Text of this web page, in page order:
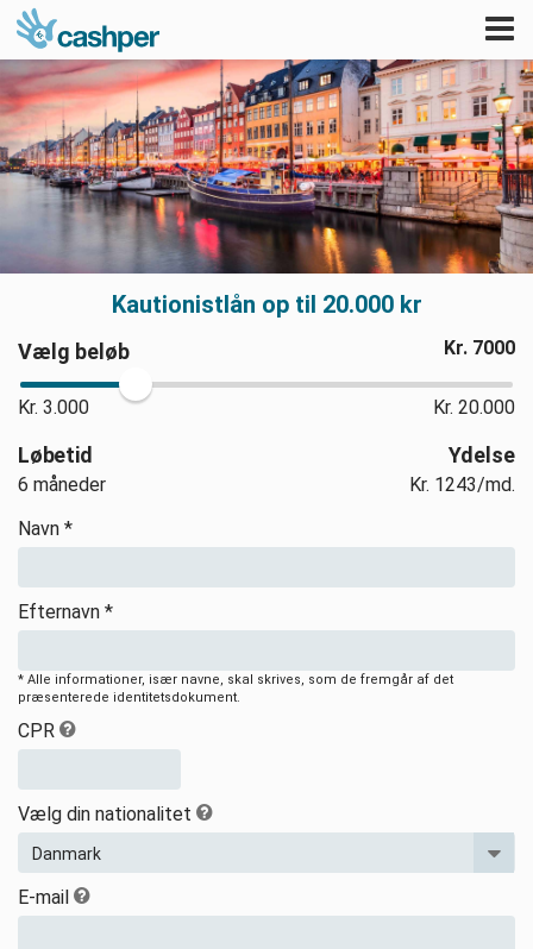
Kautionistlån op til 20.000 kr
Vælg beløb Kr. 7000
Kr. 3.000 Kr. 20.000
Løbetid
6 måneder
Ydelse
Kr. 1243/md.
Navn *
Efternavn *
* Alle informationer, især navne, skal skrives, som de fremgår af det
præsenterede identitetsdokument.
CPR
Vælg din nationalitet
E-mail